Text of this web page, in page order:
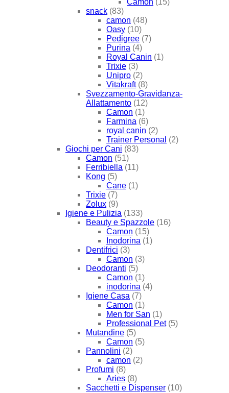
Camon (15)
snack (83)
camon (48)
Oasy (10)
Pedigree (7)
Purina (4)
Royal Canin (1)
Trixie (3)
Unipro (2)
Vitakraft (8)
Svezzamento-Gravidanza-
Allattamento (12)
Camon (1)
Farmina (6)
royal canin (2)
Trainer Personal (2)
Giochi per Cani (83)
Camon (51)
Ferribiella (11)
Kong (5)
Cane (1)
Trixie (7)
Zolux (9)
Igiene e Pulizia (133)
Beauty e Spazzole (16)
Camon (15)
Inodorina (1)
Dentifrici (3)
Camon (3)
Deodoranti (5)
Camon (1)
inodorina (4)
Igiene Casa (7)
Camon (1)
Men for San (1)
Professional Pet (5)
Mutandine (5)
Camon (5)
Pannolini (2)
camon (2)
Profumi (8)
Aries (8)
Sacchetti e Dispenser (10)